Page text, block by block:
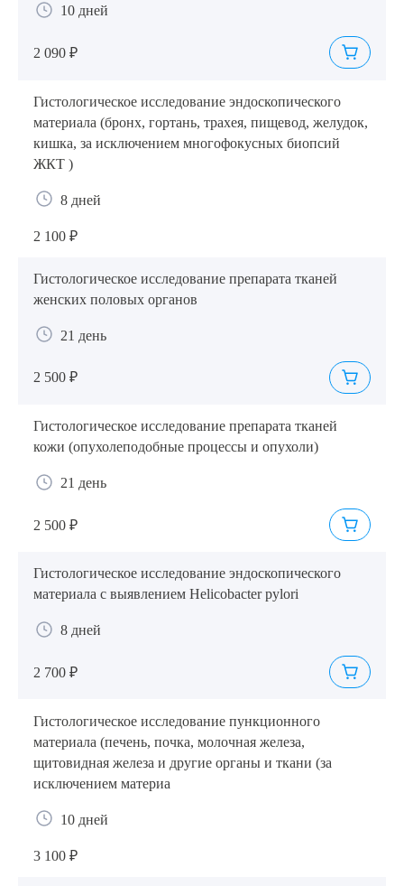
10 дней
2 090 ₽
Гистологическое исследование эндоскопического
материала (бронх, гортань, трахея, пищевод, желудок,
кишка, за исключением многофокусных биопсий
ЖКТ )
8 дней
2 100 ₽
Гистологическое исследование препарата тканей
женских половых органов
21 день
2 500 ₽
Гистологическое исследование препарата тканей
кожи (опухолеподобные процессы и опухоли)
21 день
2 500 ₽
Гистологическое исследование эндоскопического
материала с выявлением Helicobacter pylori
8 дней
2 700 ₽
Гистологическое исследование пункционного
материала (печень, почка, молочная железа,
щитовидная железа и другие органы и ткани (за
исключением материа
10 дней
3 100 ₽
Я даю согласие наобработку персональных данных
Выберите сопутствующую услугу